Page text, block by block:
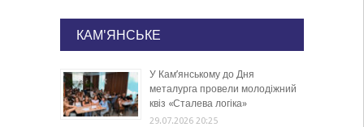
КАМ'ЯНСЬКЕ
У Кам’янському до Дня
металурга провели молодіжний
квіз «Сталева логіка»
29.07.2026 20:25